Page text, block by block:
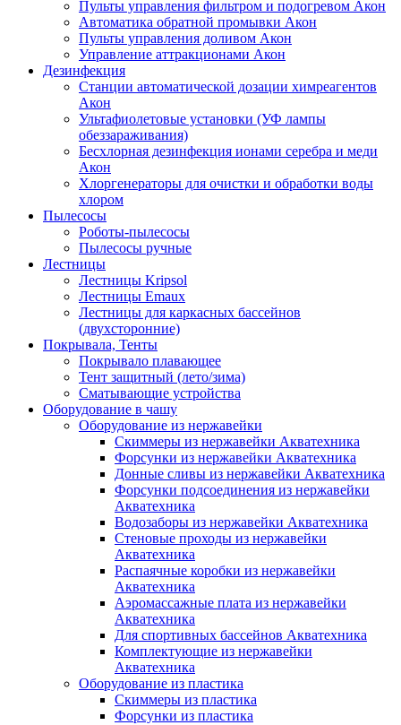
Пульты управления фильтром и подогревом Акон
Автоматика обратной промывки Акон
Пульты управления доливом Акон
Управление аттракционами Акон
Дезинфекция
Станции автоматической дозации химреагентов
Акон
Ультафиолетовые установки (УФ лампы
обеззараживания)
Бесхлорная дезинфекция ионами серебра и меди
Акон
Хлоргенераторы для очистки и обработки воды
хлором
Пылесосы
Роботы-пылесосы
Пылесосы ручные
Лестницы
Лестницы Kripsol
Лестницы Emaux
Лестницы для каркасных бассейнов
(двухсторонние)
Покрывала, Тенты
Покрывало плавающее
Тент защитный (лето/зима)
Сматывающие устройства
Оборудование в чашу
Оборудование из нержавейки
Скиммеры из нержавейки Акватехника
Форсунки из нержавейки Акватехника
Донные сливы из нержавейки Акватехника
Форсунки подсоединения из нержавейки
Акватехника
Водозаборы из нержавейки Акватехника
Стеновые проходы из нержавейки
Акватехника
Распаячные коробки из нержавейки
Акватехника
Аэромассажные плата из нержавейки
Акватехника
Для спортивных бассейнов Акватехника
Комплектующие из нержавейки
Акватехника
Оборудование из пластика
Скиммеры из пластика
Форсунки из пластика